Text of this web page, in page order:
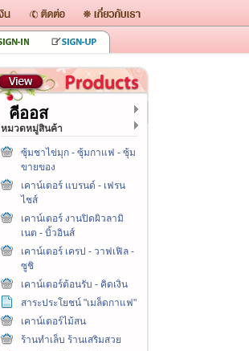
คีออส
หมวดหมู่สินค้า
ซุ้มชาไข่มุก - ซุ้มกาแฟ - ซุ้ม
ขายของ
เคาน์เตอร์ แบรนด์ - เฟรน
ไชส์
เคาน์เตอร์ งานปิดผิวลามิ
เนต - บิ้วอินส์
เคาน์เตอร์ เครป - วาฟเฟิล -
ซูชิ
เคาน์เตอร์ต้อนรับ - คิดเงิน
สาระประโยชน์ "เมล็ดกาแฟ"
เคาน์เตอร์ไม้สน
ร้านทำเล็บ ร้านเสริมสวย